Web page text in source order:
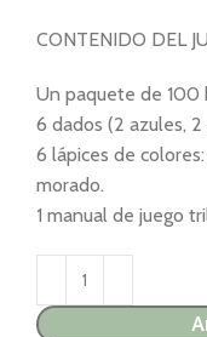
CONTENIDO DEL
Un paquete de 100
6 dados (2 azules,
6 lápices de
morado.
1 manual de juego